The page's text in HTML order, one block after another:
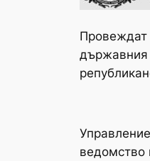
Провеждат
държавния
ведомство